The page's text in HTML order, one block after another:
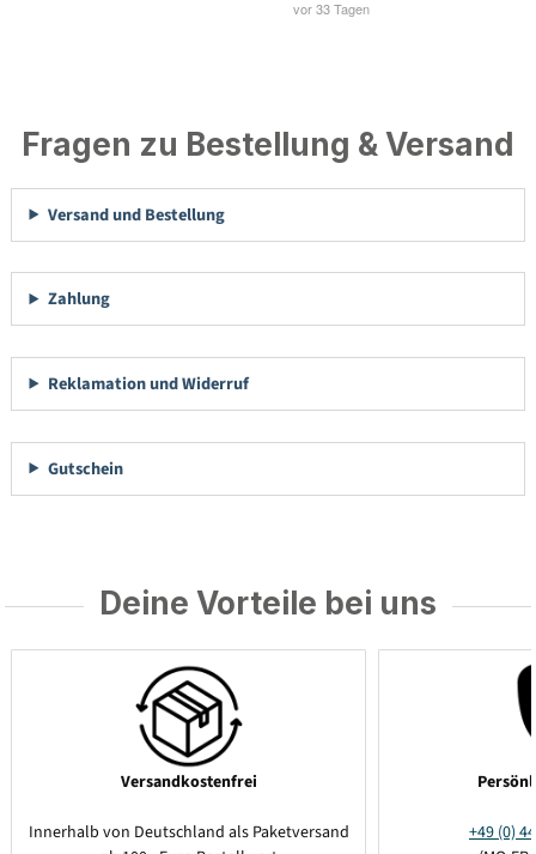
Fragen zu Bestellung & Versand
Versand und Bestellung
Zahlung
Reklamation und Widerruf
Gutschein
Deine Vorteile bei uns
Versandkostenfrei
Innerhalb von Deutschland als Paketversand
+49 (0)